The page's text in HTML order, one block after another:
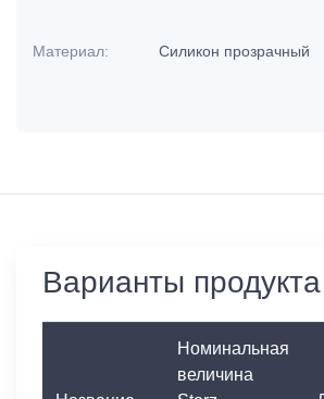
Материал: Силикон прозрачный
Варианты
Номинальная
величина